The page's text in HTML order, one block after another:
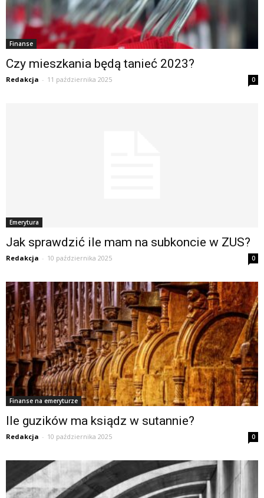
Finanse
Czy mieszkania będą tanieć 2023?
Redakcja - 11 października 2025 0
Emerytura
Jak sprawdzić ile mam na subkoncie w ZUS?
Redakcja - 10 października 2025 0
Finanse na emeryturze
Ile guzików ma ksiądz w sutannie?
Redakcja - 10 października 2025 0